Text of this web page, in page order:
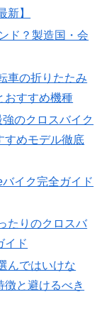
新】
ド？製造国・会
車の折りたたみ
おすすめ機種
のクロスバイク
すめモデル徹底
イク完全ガイド
たりのクロスバ
イド
んではいけな
徴と避けるべき